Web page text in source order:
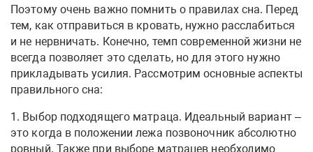
Поэтому очень важно помнить о правилах сна. Перед
тем, как отправиться в кровать, нужно расслабиться
и не нервничать. Конечно, темп современной жизни не
всегда позволяет это сделать, но для этого нужно
прикладывать усилия. Рассмотрим основные аспекты
правильного сна:
1. Выбор подходящего матраца. Идеальный вариант –
это когда в положении лежа позвоночник абсолютно
ровный. Также при выборе матрацев необходимо